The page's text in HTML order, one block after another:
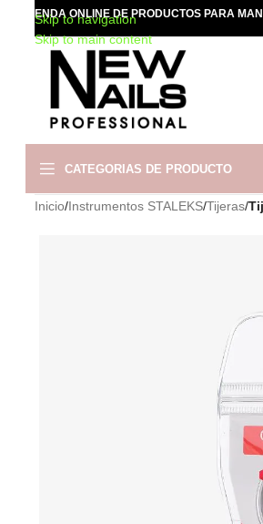
Skip to navigation
Skip to main content
TIENDA ONLINE DE PRODUCTOS PARA
CATEGORIAS DE PRODUCTO
Inicio/Instrumentos STALEKS/Tijeras/